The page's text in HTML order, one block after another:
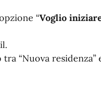
“Voglio
“Nuova residenza”